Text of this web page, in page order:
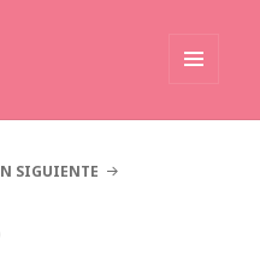
SIGUIENTE